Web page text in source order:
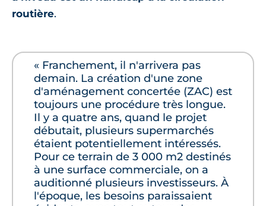
routière.
« Franchement, il n'arrivera pas
demain. La création d'une zone
d'aménagement concertée (ZAC) est
toujours une procédure très longue.
Il y a quatre ans, quand le projet
débutait, plusieurs supermarchés
étaient potentiellement intéressés.
Pour ce terrain de 3 000 m2 destinés
à une surface commerciale, on a
auditionné plusieurs investisseurs. À
l'époque, les besoins paraissaient